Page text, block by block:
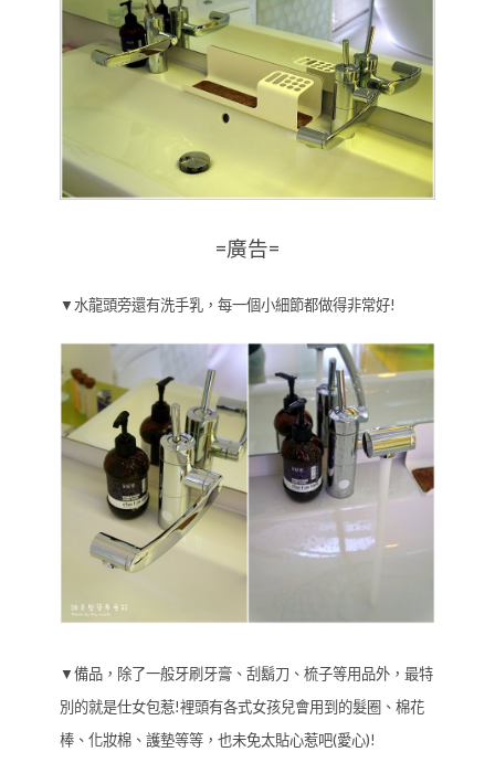
=廣告=
▼水龍頭旁還有洗手乳，每一個小細節都做得非常好!
▼備品，除了一般牙刷牙膏、刮鬍刀、梳子等用品外，最特
別的就是仕女包惹!裡頭有各式女孩兒會用到的髮圈、棉花
棒、化妝棉、護墊等等，也未免太貼心惹吧(愛心)!